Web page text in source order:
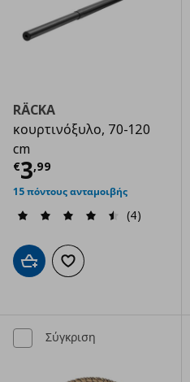
RÄCKA
κουρτινόξυλο, 70-120
cm
€3,99
Τρέχουσα τιμή
15 πόντους ανταμοιβής
(4)
Προσθήκη στο καλάθι
Προσθήκη στα αγαπημένα
Σύγκριση